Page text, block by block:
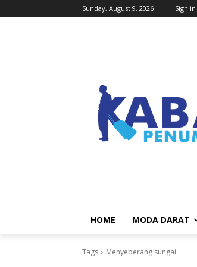
Sunday, August 9, 2026 Sign
HOME MODA DARAT
Tags Menyeberang sungai